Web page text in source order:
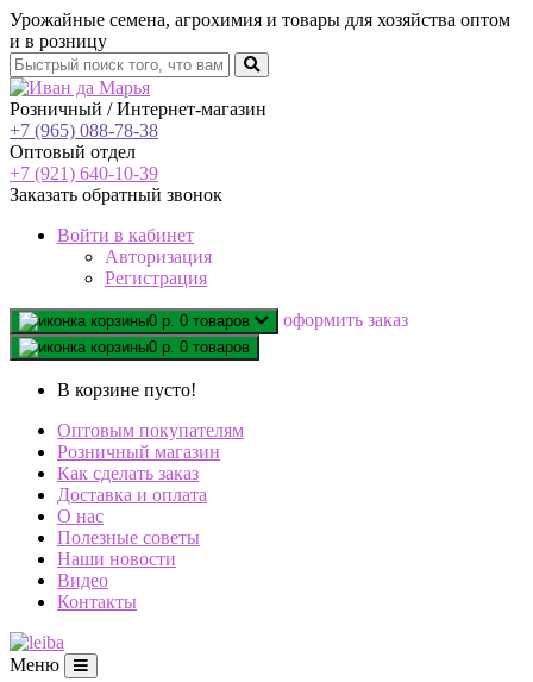
Урожайные семена, агрохимия и товары для хозяйства оптом
и в розницу
Розничный / Интернет-магазин
+7 (965) 088-78-38
Оптовый отдел
+7 (921) 640-10-39
Заказать обратный звонок
Войти в кабинет
Авторизация
Регистрация
0 р. 0 товаров oформить заказ
0 р. 0 товаров
В корзине пусто!
Оптовым покупателям
Розничный магазин
Как сделать заказ
Доставка и оплата
О нас
Полезные советы
Наши новости
Видео
Контакты
Меню